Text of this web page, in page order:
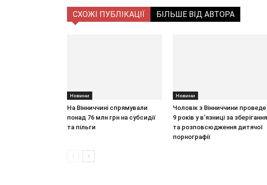
СХОЖІ ПУБЛІКАЦІЇ БІЛЬШЕ ВІД АВТОРА
Новини
На Вінниччині спрямували
понад 76 млн грн на субсидії
та пільги
Новини
Чоловік з Вінниччини проведе
9 років у в’язниці за зберігання
та розповсюдження дитячої
порнографії